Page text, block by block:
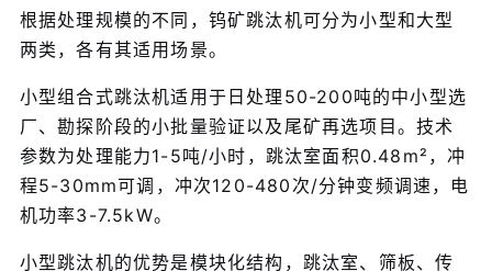
根据处理规模的不同，钨矿跳汰机可分为小型和大型
两类，各有其适用场景。
小型组合式跳汰机适用于日处理50-200吨的中小型选
厂、勘探阶段的小批量验证以及尾矿再选项目。技术
参数为处理能力1-5吨/小时，跳汰室面积0.48m²，冲
程5-30mm可调，冲次120-480次/分钟变频调速，电
机功率3-7.5kW。
小型跳汰机的优势是模块化结构，跳汰室、筛板、传